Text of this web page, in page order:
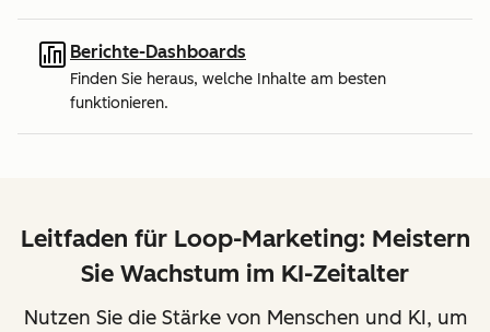
Berichte-Dashboards
Finden Sie heraus, welche Inhalte am besten
funktionieren.
Leitfaden für Loop-Marketing: Meistern
Sie Wachstum im KI-Zeitalter
Nutzen Sie die Stärke von Menschen und KI, um